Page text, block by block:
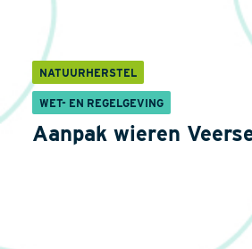
NATUURHERSTEL
WET- EN REGELGEVING
Aanpak wieren